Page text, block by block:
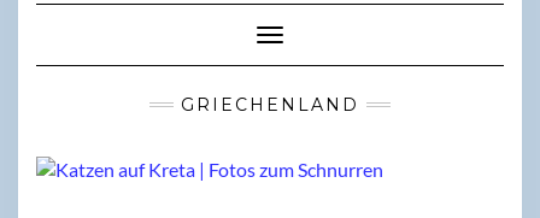
Toggle Navigation
GRIECHENLAND